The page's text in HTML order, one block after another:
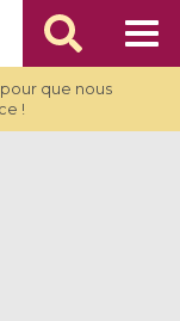
que nous
!